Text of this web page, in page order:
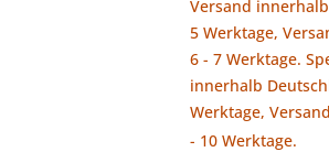
Versand
5 Werktage,
6 - 7 Werktage.
innerhalb
Werktage,
- 10 Werktage.